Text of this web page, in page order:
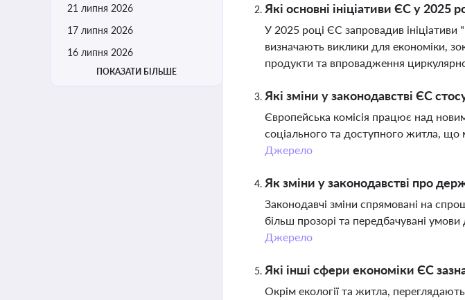
21 липня 2026
17 липня 2026
16 липня 2026
ПОКАЗАТИ БІЛЬШЕ
Які основні ініціативи ЄС у 2025
У 2025 році ЄС запровадив
визначають виклики для економіки,
продукти та впровадження
Які зміни у законодавстві ЄС
Європейська комісія працює над
соціального та доступного житла,
Джерело
Як зміни у законодавстві про
Законодавчі зміни спрямовані на
більш прозорі та передбачувані
Джерело
Які інші сфери економіки ЄС
Окрім екології та житла,